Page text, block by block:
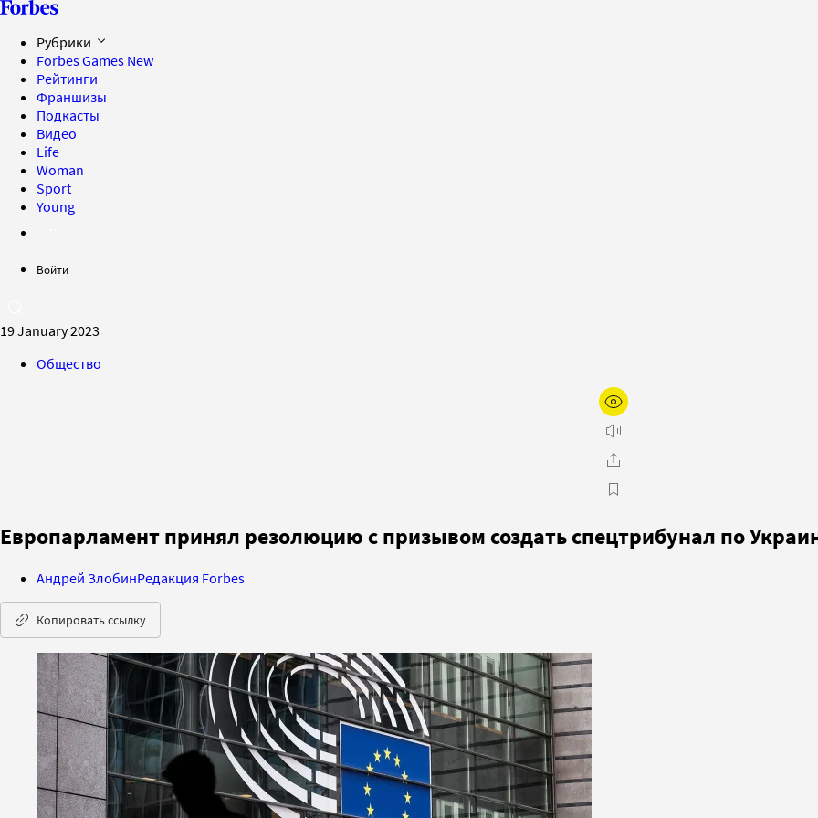
Рубрики
Forbes Games New
Рейтинги
Франшизы
Подкасты
Видео
Life
Woman
Sport
Young
Войти
19 January 2023
Общество
Европарламент принял резолюцию с призывом создать спецтрибунал по
Андрей ЗлобинРедакция Forbes
Копировать ссылку